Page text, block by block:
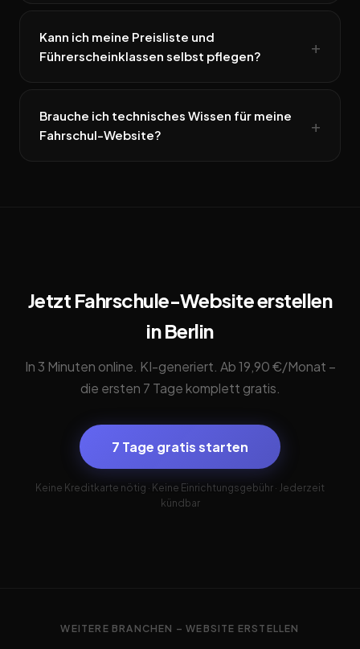
Kann ich meine Preisliste und
Führerscheinklassen selbst pflegen?
Brauche ich technisches Wissen für meine
Fahrschul-Website?
Jetzt Fahrschule-Website erstellen
in Berlin
In 3 Minuten online. KI-generiert. Ab 19,90 €/Monat –
die ersten 7 Tage komplett gratis.
7 Tage gratis starten
Keine Kreditkarte nötig · Keine Einrichtungsgebühr · Jederzeit
kündbar
WEITERE BRANCHEN – WEBSITE ERSTELLEN